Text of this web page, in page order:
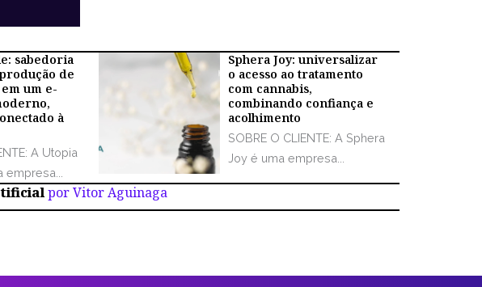
sabedoria
de
um e-
à
A Utopia
Sphera Joy: universalizar
o acesso ao tratamento
com cannabis,
combinando confiança e
acolhimento
SOBRE O CLIENTE: A Sphera
Joy é uma empresa...
por Vitor Aguinaga